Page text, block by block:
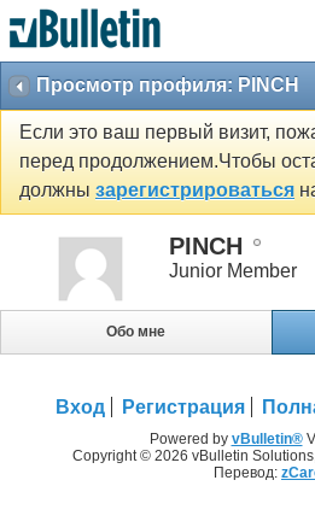
Просмотр профиля: PINCH
Если это ваш первый визит,
перед продолжением.Чтобы
должны зарегистрироваться
PINCH
Junior Member
Обо мне
Вход Регистрация
Powered by vBulletin®
Copyright © 2026 vBulletin
Перевод: